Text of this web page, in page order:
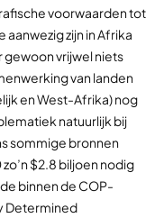
voorwaarden tot
zijn in Afrika
gewoon vrijwel niets
van landen
en West-Afrika) nog
natuurlijk bij
sommige bronnen
$2.8 biljoen nodig
binnen de COP-
Determined